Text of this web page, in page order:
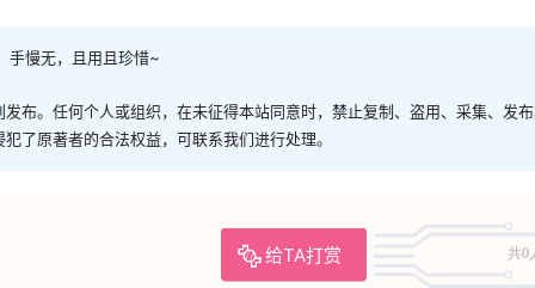
手慢无，且用且珍惜~
布。任何个人或组织，在未征得本站同意时，禁止复制、盗用、采集、发
了原著者的合法权益，可联系我们进行处理。
给TA打赏 共0